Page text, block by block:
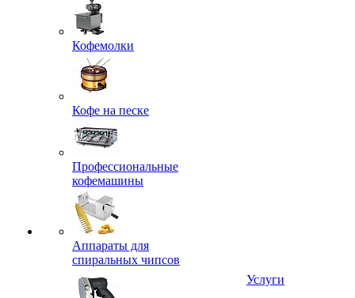
Кофемолки
Кофе на песке
Профессиональные
кофемашины
Аппараты для
спиральных чипсов
Услуги